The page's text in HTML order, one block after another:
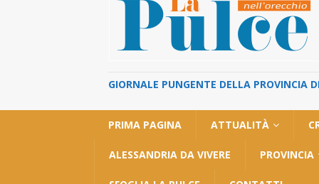
GIORNALE PUNGENTE DELLA PROVINCIA
PRIMA PAGINA ATTUALITÀ
ALESSANDRIA DA VIVERE PROVINCIA